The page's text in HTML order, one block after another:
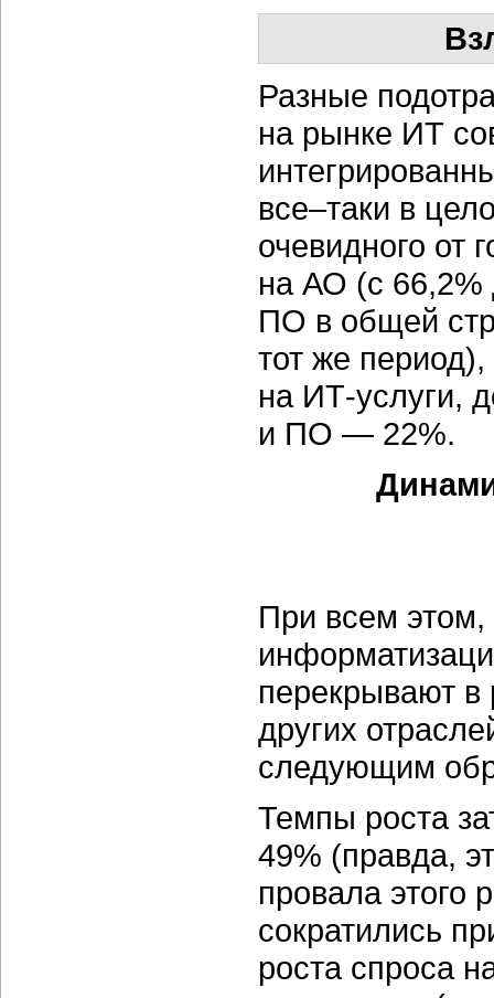
Разные
на рынке ИТ
все–таки в
очевидного от
на АО (с 66,2%
ПО в общей
тот же
на ИТ-услуги,
и ПО — 22%.
При всем этом,
перекрывают
других
следующим
Темпы роста
49% (правда,
провала этого
сократились
роста спроса